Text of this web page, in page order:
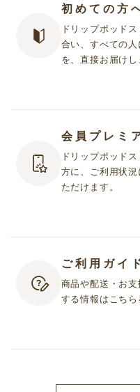
初めての方
ドリップポッド
合い、すべての
を、直接お届けし
会員プレミ
ドリップポッド
方に、ご利用状
ただけます。
ご利用ガイ
商品や配送・お
する情報はこちら